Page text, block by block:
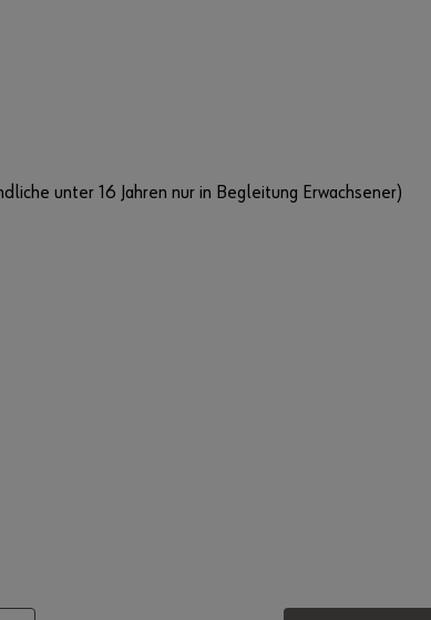
unter 16 Jahren nur in Begleitung Erwachsener)